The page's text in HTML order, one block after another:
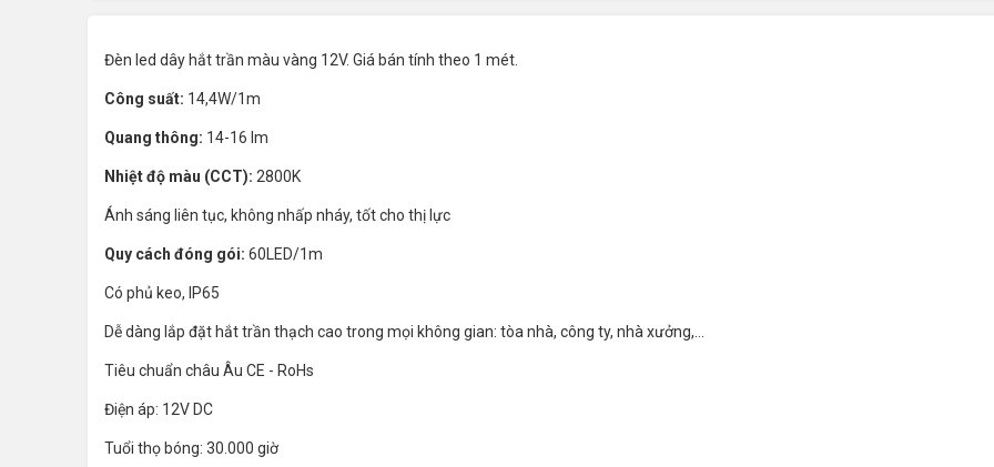
Đèn led dây hắt trần màu vàng 12V. Giá bán tính theo 1 mét.
Công suất: 14,4W/1m
Quang thông: 14-16 lm
Nhiệt độ màu (CCT): 2800K
Ánh sáng liên tục, không nhấp nháy, tốt cho thị lực
Quy cách đóng gói: 60LED/1m
Có phủ keo, IP65
Dễ dàng lắp đặt hắt trần thạch cao trong mọi không gian: tòa nhà, công ty, nhà xưởng,...
Tiêu chuẩn châu Âu CE - RoHs
Điện áp: 12V DC
Tuổi thọ bóng: 30.000 giờ